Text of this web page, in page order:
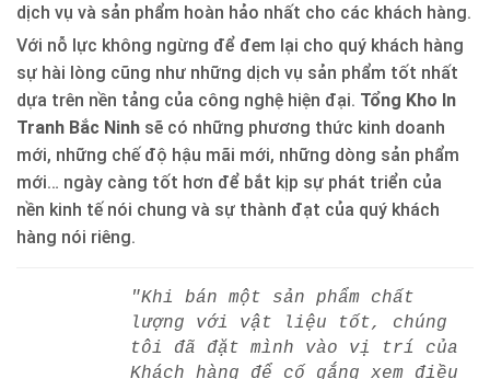
dịch vụ và sản phẩm hoàn hảo nhất cho các khách hàng.
Với nỗ lực không ngừng để đem lại cho quý khách hàng
sự hài lòng cũng như những dịch vụ sản phẩm tốt nhất
dựa trên nền tảng của công nghệ hiện đại. Tổng Kho In
Tranh Bắc Ninh sẽ có những phương thức kinh doanh
mới, những chế độ hậu mãi mới, những dòng sản phẩm
mới… ngày càng tốt hơn để bắt kịp sự phát triển của
nền kinh tế nói chung và sự thành đạt của quý khách
hàng nói riêng.
"Khi bán một sản phẩm chất
lượng với vật liệu tốt, chúng
tôi đã đặt mình vào vị trí của
Khách hàng để cố gắng xem điều